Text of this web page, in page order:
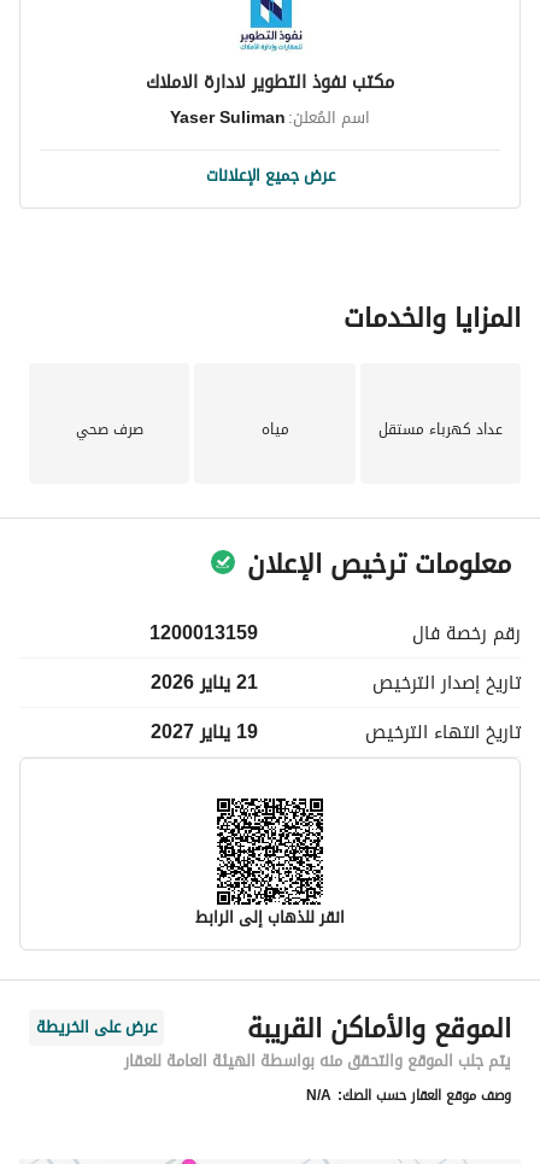
مكتب نفوذ التطوير لادارة الاملاك
اسم المُعلن:Yaser Suliman
عرض جميع الإعلانات
المزايا والخدمات
عداد كهرباء مستقل مياه صرف صحي
معلومات ترخيص الإعلان
رقم رخصة فال
1200013159
تاريخ إصدار الترخيص
21 يناير 2026
تاريخ انتهاء الترخيص 19 يناير 2027
انقر للذهاب إلى الرابط
معلومات مسؤول الإعلان
اسم المسؤول
حسن احمد الحسن الحقوي
رقم المسؤول
0550910065
الموقع والأماكن القريبة
عرض على الخريطة
يتم جلب الموقع والتحقق منه بواسطة الهيئة العامة للعقار
وصف موقع العقار حسب الصك: N/A